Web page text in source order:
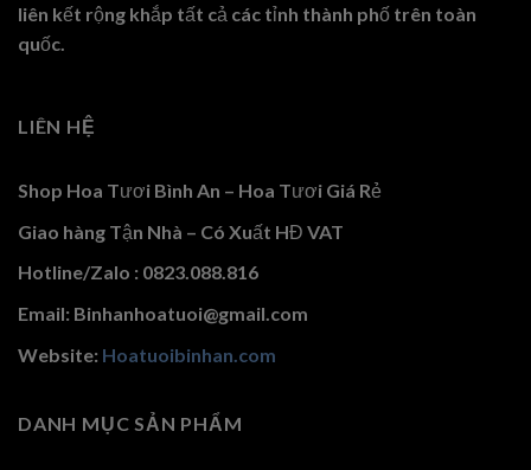
liên kết rộng khắp tất cả các tỉnh thành phố trên toàn
quốc.
LIÊN HỆ
Shop Hoa Tươi Bình An – Hoa Tươi Giá Rẻ
Giao hàng Tận Nhà – Có Xuất HĐ VAT
Hotline/Zalo : 0823.088.816
Email: Binhanhoatuoi@gmail.com
Website: Hoatuoibinhan.com
DANH MỤC SẢN PHẨM